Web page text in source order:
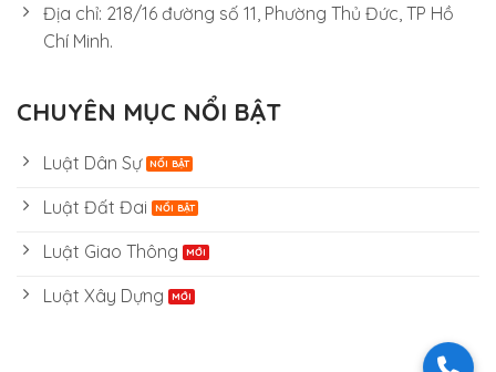
Địa chỉ: 218/16 đường số 11, Phường Thủ Đức, TP Hồ
Chí Minh.
CHUYÊN MỤC NỔI BẬT
Luật Dân Sự
Luật Đất Đai
Luật Giao Thông
Luật Xây Dựng